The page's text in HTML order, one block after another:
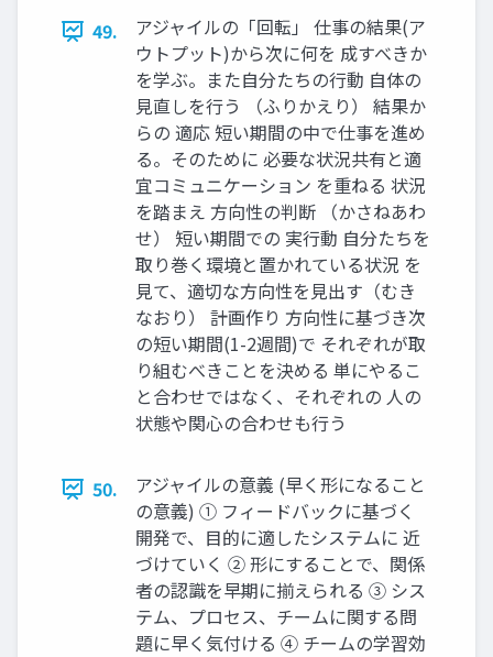
49.
アジャイルの「回転」 仕事の結果(ア
ウトプット)から次に何を 成すべきか
を学ぶ。また⾃分たちの⾏動 ⾃体の
⾒直しを⾏う （ふりかえり） 結果か
らの 適応 短い期間の中で仕事を進め
る。そのために 必要な状況共有と適
宜コミュニケーション を重ねる 状況
を踏まえ ⽅向性の判断 （かさねあわ
せ） 短い期間での 実⾏動 ⾃分たちを
取り巻く環境と置かれている状況 を
⾒て、適切な⽅向性を⾒出す（むき
なおり） 計画作り ⽅向性に基づき次
の短い期間(1-2週間)で それぞれが取
り組むべきことを決める 単にやるこ
と合わせではなく、それぞれの ⼈の
状態や関⼼の合わせも⾏う
50.
アジャイルの意義 (早く形になること
の意義) ① フィードバックに基づく
開発で、⽬的に適したシステムに 近
づけていく ② 形にすることで、関係
者の認識を早期に揃えられる ③ シス
テム、プロセス、チームに関する問
題に早く気付ける ④ チームの学習効